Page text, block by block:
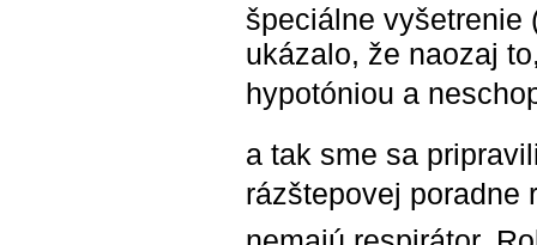
špeciálne vyšetrenie
ukázalo, že naozaj
hypotóniou a
a tak sme sa
rázštepovej poradne